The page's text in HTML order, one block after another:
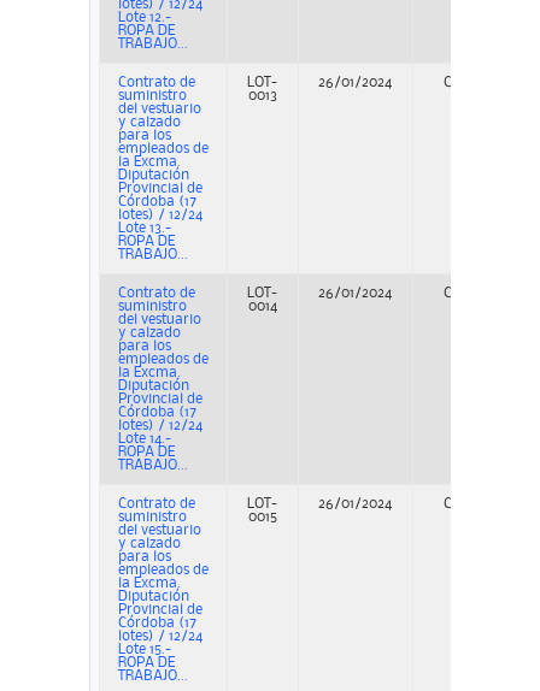
lotes) / 12/24
Lote 12.-
ROPA DE
TRABAJO...
Contrato de
suministro
del vestuario
y calzado
para los
empleados de
la Excma.
Diputación
Provincial de
Córdoba (17
lotes) / 12/24
Lote 13.-
ROPA DE
TRABAJO...
LOT-
0013
26/01/2024 Concurso
Contrato de
suministro
del vestuario
y calzado
para los
empleados de
la Excma.
Diputación
Provincial de
Córdoba (17
lotes) / 12/24
Lote 14.-
ROPA DE
TRABAJO...
LOT-
0014
26/01/2024 Concurso
Contrato de
suministro
del vestuario
y calzado
para los
empleados de
la Excma.
Diputación
Provincial de
Córdoba (17
lotes) / 12/24
Lote 15.-
ROPA DE
TRABAJO...
LOT-
0015
26/01/2024 Concurso